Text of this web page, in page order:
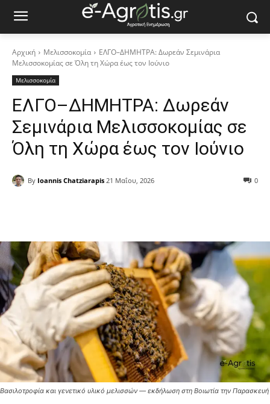
Αρχική Μελισσοκομία
ΕΛΓΟ–ΔΗΜΗΤΡΑ: Δωρεάν Σεμινάρια
Μελισσοκομίας σε Όλη τη Χώρα έως τον Ιούνιο
Μελισσοκομία
ΕΛΓΟ–ΔΗΜΗΤΡΑ: Δωρεάν
Σεμινάρια Μελισσοκομίας σε
Όλη τη Χώρα έως τον Ιούνιο
By Ioannis Chatziarapis 21 Μαΐου, 2026 0
Βασιλοτροφία και γενετικό υλικό μελισσών — εκδήλωση στη Βοιωτία την Παρασκευή